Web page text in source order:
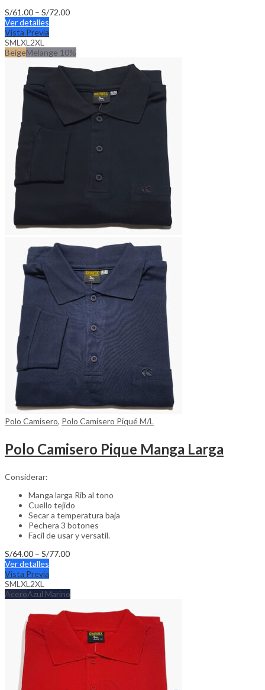
S/61.00 – S/72.00Price
S/72.00
Ver detalles
multiple
chosen
Vista Previa
SML XL 2XL
BeigeMelange 10%
Polo Camisero, Polo Camisero Piqué M/L
Polo Camisero Pique Manga Larga
Considerar:
Manga larga Rib al tono
Cuello tejido
Secar a temperatura baja
Pechera 3 botones
Facil de usar y versatil.
S/64.00 – S/77.00Price
S/77.00
Ver detalles
multiple
The
on
Vista Previa
SML XL 2XL
AceroAzul Marino